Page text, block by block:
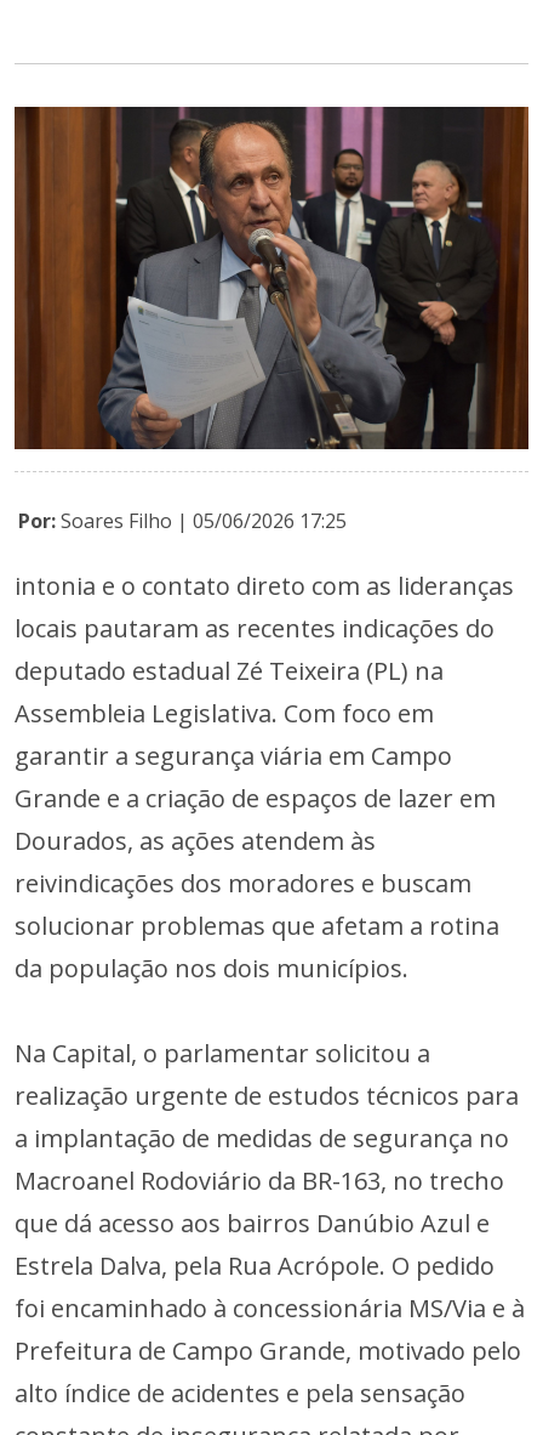
Por:Soares Filho | 05/06/2026 17:25
intonia e o contato direto com as lideranças
locais pautaram as recentes indicações do
deputado estadual Zé Teixeira (PL) na
Assembleia Legislativa. Com foco em
garantir a segurança viária em Campo
Grande e a criação de espaços de lazer em
Dourados, as ações atendem às
reivindicações dos moradores e buscam
solucionar problemas que afetam a rotina
da população nos dois municípios.
Na Capital, o parlamentar solicitou a
realização urgente de estudos técnicos para
a implantação de medidas de segurança no
Macroanel Rodoviário da BR-163, no trecho
que dá acesso aos bairros Danúbio Azul e
Estrela Dalva, pela Rua Acrópole. O pedido
foi encaminhado à concessionária MS/Via e à
Prefeitura de Campo Grande, motivado pelo
alto índice de acidentes e pela sensação